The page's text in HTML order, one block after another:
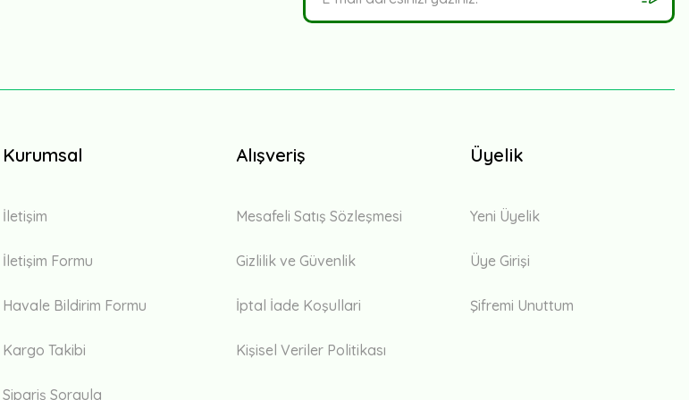
Kurumsal
İletişim
İletişim Formu
Havale Bildirim Formu
Kargo Takibi
Sipariş Sorgula
Alışveriş
Mesafeli Satış Sözleşmesi
Gizlilik ve Güvenlik
İptal İade Koşullari
Kişisel Veriler Politikası
Üyelik
Yeni Üyelik
Üye Girişi
Şifremi Unuttum